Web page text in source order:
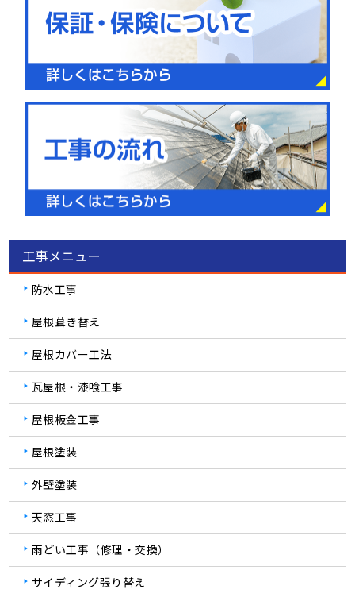
工事メニュー
防水工事
屋根葺き替え
屋根カバー工法
瓦屋根・漆喰工事
屋根板金工事
屋根塗装
外壁塗装
天窓工事
雨どい工事（修理・交換）
サイディング張り替え